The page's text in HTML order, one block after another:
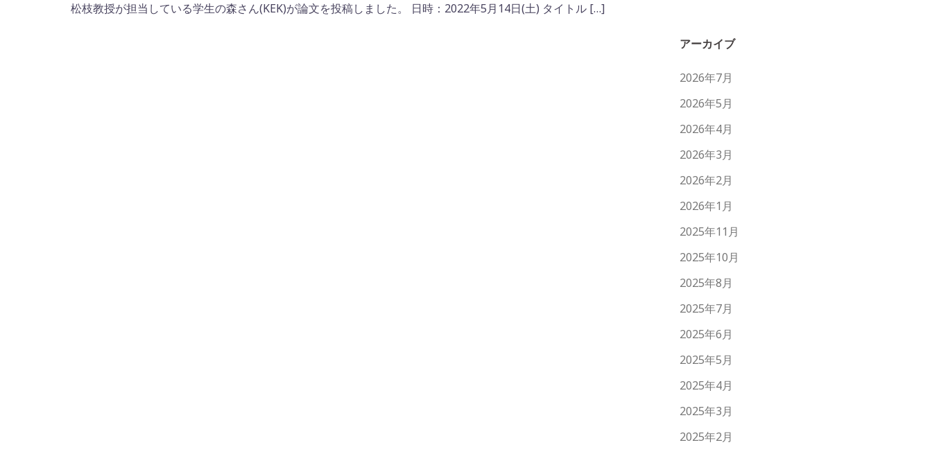
松枝教授が担当している学生の森さん(KEK)が論文を投稿しました。 日時：2022年5月14日(土) タイトル […]
アーカイブ
2026年7月
2026年5月
2026年4月
2026年3月
2026年2月
2026年1月
2025年11月
2025年10月
2025年8月
2025年7月
2025年6月
2025年5月
2025年4月
2025年3月
2025年2月